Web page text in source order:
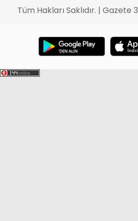
Tüm Hakları Saklıdır. | Gazete 3